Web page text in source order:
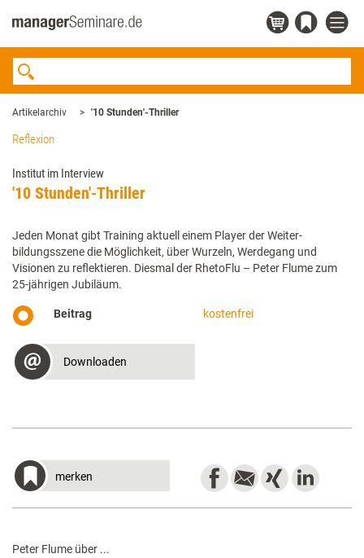
Artikelarchiv '10 Stunden'-Thriller
Reflexion
Institut im Interview
'10 Stunden'-Thriller
Jeden Monat gibt Training aktuell einem Player der Weiter­
bildungsszene die Möglichkeit, über Wurzeln, Werdegang und
Visionen zu reflektieren. Diesmal der RhetoFlu – Peter Flume zum
25-jährigen Jubiläum.
Beitrag kostenfrei
Downloaden
merken
Peter Flume über ...